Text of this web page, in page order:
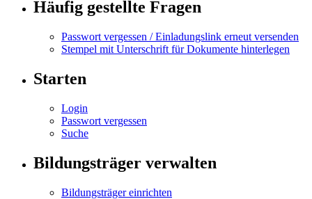
Häufig gestellte Fragen
Passwort vergessen / Einladungslink erneut versenden
Stempel mit Unterschrift für Dokumente hinterlegen
Starten
Login
Passwort vergessen
Suche
Bildungsträger verwalten
Bildungsträger einrichten